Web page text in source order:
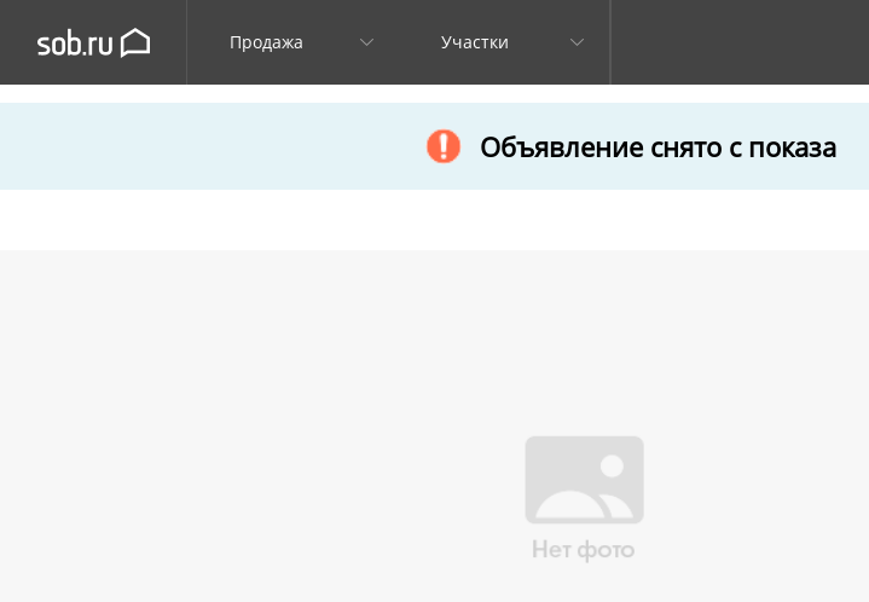
Продажа Участки
Объявление снято с показа